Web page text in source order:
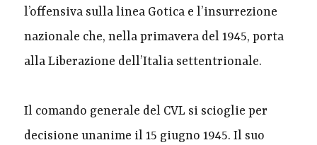
l’offensiva sulla linea Gotica e l’insurrezione
nazionale che, nella primavera del 1945, porta
alla Liberazione dell’Italia settentrionale.
Il comando generale del CVL si scioglie per
decisione unanime il 15 giugno 1945. Il suo